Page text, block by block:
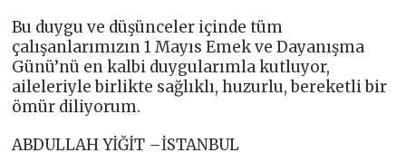
Bu duygu ve düşünceler içinde tüm
çalışanlarımızın 1 Mayıs Emek ve Dayanışma
Günü’nü en kalbi duygularımla kutluyor,
aileleriyle birlikte sağlıklı, huzurlu, bereketli bir
ömür diliyorum.
ABDULLAH YİĞİT –İSTANBUL